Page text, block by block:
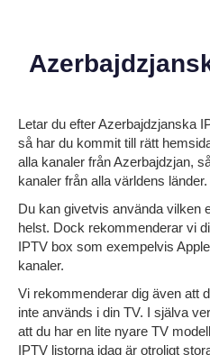
Letar du efterAzerbajdzjanska
så har du kommit till rätt
alla kanaler från Azerbajdzjan,
kanaler från alla världens länder.
Du kan givetvis använda vilken
helst. Dock rekommenderar vi
IPTV box som exempelvis
kanaler.
Vi rekommenderar dig även att
inte används i din TV. I själva
att du har en lite nyare TV
IPTV listorna idag är otroligt